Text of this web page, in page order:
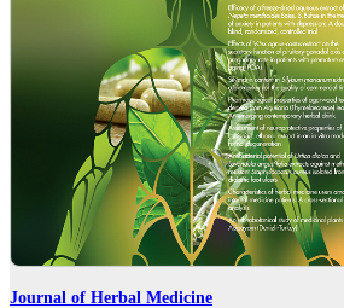
Journal of Herbal Medicine